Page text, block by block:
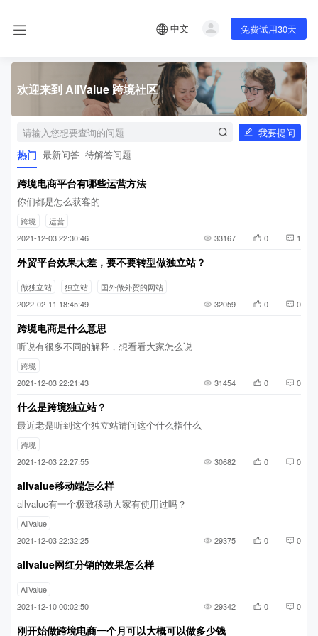
中文 免费试用30天
欢迎来到 AllValue 跨境社区
我要提问
热门 最新问答 待解答问题
跨境电商平台有哪些运营方法
你们都是怎么获客的
跨境
运营
2021-12-03 22:30:46
33167 0 1
外贸平台效果太差，要不要转型做独立站？
做独立站 独立站
国外做外贸的网站
2022-02-11 18:45:49
32059 0 0
跨境电商是什么意思
听说有很多不同的解释，想看看大家怎么说
跨境
2021-12-03 22:21:43
31454 0 0
什么是跨境独立站？
最近老是听到这个独立站请问这个什么指什么
跨境
2021-12-03 22:27:55
30682 0 0
allvalue移动端怎么样
allvalue有一个极致移动大家有使用过吗？
AllValue
2021-12-03 22:32:25
29375 0 0
allvalue网红分销的效果怎么样
AllValue
2021-12-10 00:02:50
29342 0 0
刚开始做跨境电商一个月可以大概可以做多少钱